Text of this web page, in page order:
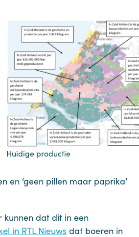
Huidige productie
en ‘geen pillen maar paprika’
kunnen dat dit in een
in RTL Nieuws dat boeren in